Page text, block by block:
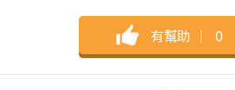
有幫助 ｜ 0